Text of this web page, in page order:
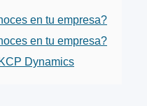
en tu empresa?
en tu empresa?
Dynamics